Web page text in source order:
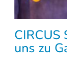
CIRCUS
uns zu